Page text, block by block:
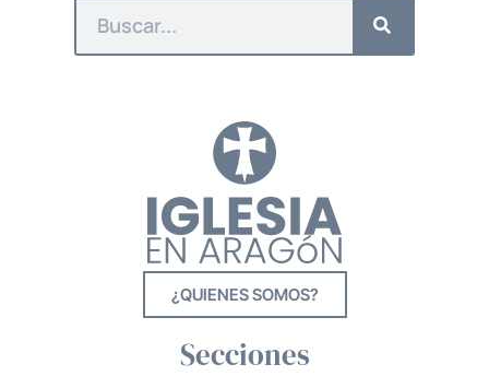
¿QUIENES SOMOS?
Secciones